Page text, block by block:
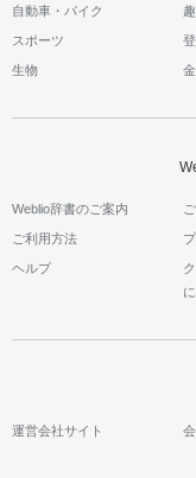
自動車・バイク
スポーツ
生物
Weblio辞書のご案内
ご利用方法
ヘルプ
運営会社サイト